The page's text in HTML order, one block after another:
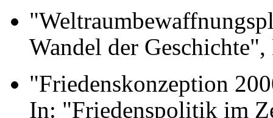
Wandel der
"Friedenskonzeption
In: "Friedenspolitik im